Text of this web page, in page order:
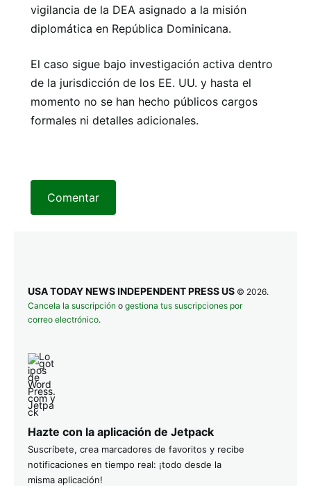
vigilancia de la DEA asignado a la misión
diplomática en República Dominicana.
El caso sigue bajo investigación activa dentro
de la jurisdicción de los EE. UU. y hasta el
momento no se han hecho públicos cargos
formales ni detalles adicionales.
Comentar
USA TODAY NEWS INDEPENDENT PRESS US © 2026.
Cancela la suscripción o gestiona tus suscripciones por
correo electrónico.
Hazte con la aplicación de Jetpack
Suscríbete, crea marcadores de favoritos y recibe
notificaciones en tiempo real: ¡todo desde la
misma aplicación!